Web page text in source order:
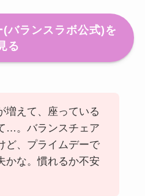
ランスラボ公式)を
る
増えて、座っている
…。バランスチェア
ど、プライムデーで
かな。慣れるか不安